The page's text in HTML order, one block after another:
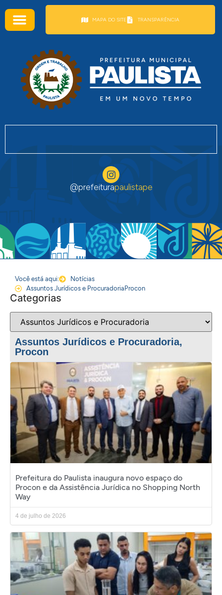
MAPA DO SITE TRANSPARÊNCIA
@prefeiturapaulistape
Você está aqui:
Notícias
Assuntos Jurídicos e Procuradoria Procon
Categorias
Assuntos Jurídicos e Procuradoria,
Procon
Prefeitura do Paulista inaugura novo espaço do
Procon e da Assistência Jurídica no Shopping North
Way
4 de julho de 2026